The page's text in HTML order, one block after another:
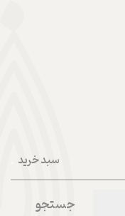
سبد خرید
جستجو